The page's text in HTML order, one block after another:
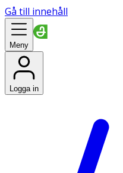
Gå till innehåll
Meny
Logga in